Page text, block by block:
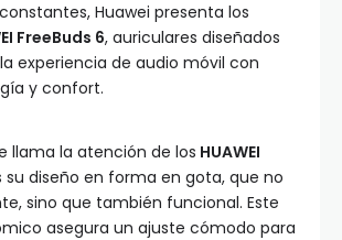
Huawei presenta los
FreeBuds 6, auriculares diseñados
experiencia de audio móvil con
y confort.
llama la atención de los HUAWEI
su diseño en forma en gota, que no
sino que también funcional. Este
asegura un ajuste cómodo para